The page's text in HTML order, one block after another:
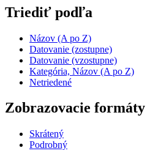
Triediť podľa
Názov (A po Z)
Datovanie (zostupne)
Datovanie (vzostupne)
Kategória, Názov (A po Z)
Netriedené
Zobrazovacie formáty
Skrátený
Podrobný